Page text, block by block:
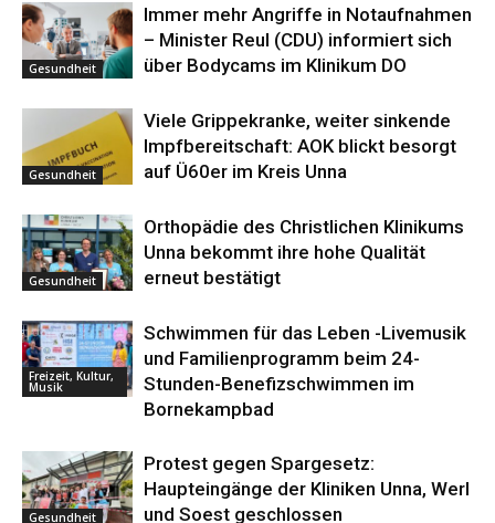
Gesundheit
Immer mehr Angriffe in Notaufnahmen
– Minister Reul (CDU) informiert sich
über Bodycams im Klinikum DO
Gesundheit
Viele Grippekranke, weiter sinkende
Impfbereitschaft: AOK blickt besorgt
auf Ü60er im Kreis Unna
Gesundheit
Orthopädie des Christlichen Klinikums
Unna bekommt ihre hohe Qualität
erneut bestätigt
Freizeit, Kultur,
Musik
Schwimmen für das Leben -Livemusik
und Familienprogramm beim 24-
Stunden-Benefizschwimmen im
Bornekampbad
Gesundheit
Protest gegen Spargesetz:
Haupteingänge der Kliniken Unna, Werl
und Soest geschlossen